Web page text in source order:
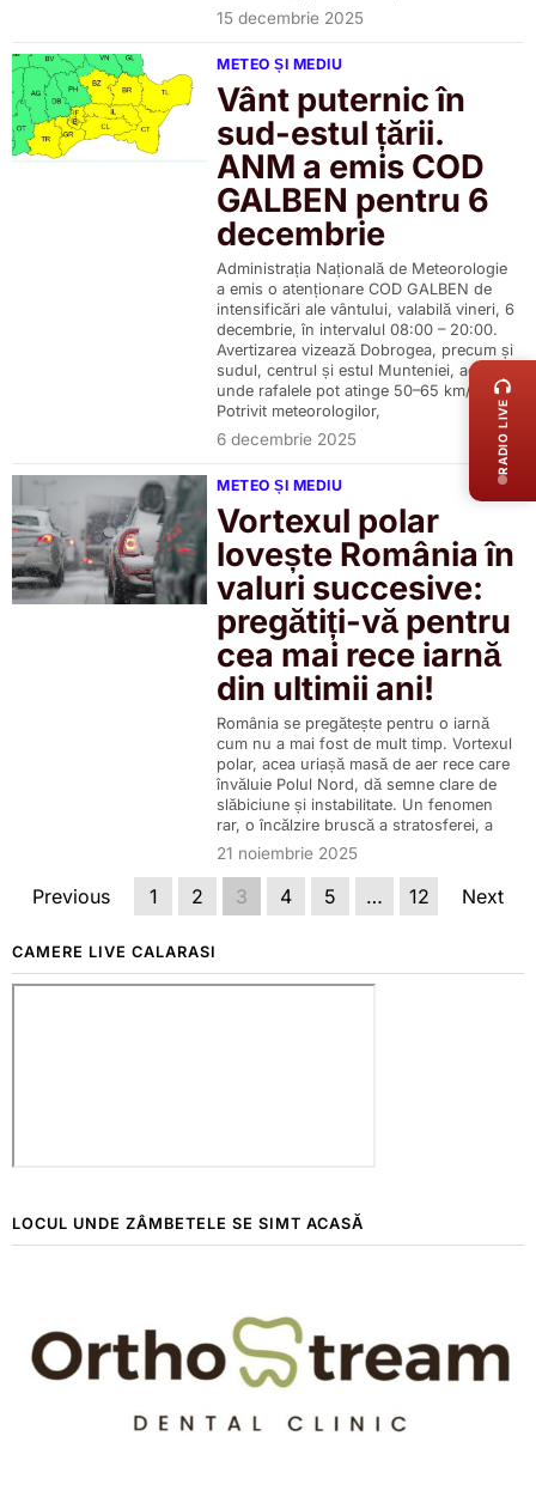
15 decembrie 2025
METEO ȘI MEDIU
Vânt puternic în
sud-estul țării.
ANM a emis COD
GALBEN pentru 6
decembrie
Administrația Națională de Meteorologie
a emis o atenționare COD GALBEN de
intensificări ale vântului, valabilă vineri, 6
decembrie, în intervalul 08:00 – 20:00.
Avertizarea vizează Dobrogea, precum și
sudul, centrul și estul Munteniei, acolo
unde rafalele pot atinge 50–65 km/h.
Potrivit meteorologilor,
6 decembrie 2025
METEO ȘI MEDIU
Vortexul polar
lovește România în
valuri succesive:
pregătiți-vă pentru
cea mai rece iarnă
din ultimii ani!
România se pregătește pentru o iarnă
cum nu a mai fost de mult timp. Vortexul
polar, acea uriașă masă de aer rece care
învăluie Polul Nord, dă semne clare de
slăbiciune și instabilitate. Un fenomen
rar, o încălzire bruscă a stratosferei, a
21 noiembrie 2025
Previous 1 2 3 4 5 … 12 Next
CAMERE LIVE CALARASI
LOCUL UNDE ZÂMBETELE SE SIMT ACASĂ
LIVE
RADIO LIVE